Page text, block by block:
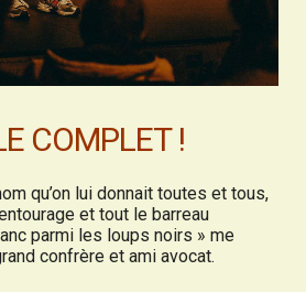
COMPLET !
qu’on lui donnait toutes et tous,
et tout le barreau
parmi les loups noirs » me
confrère et ami avocat.